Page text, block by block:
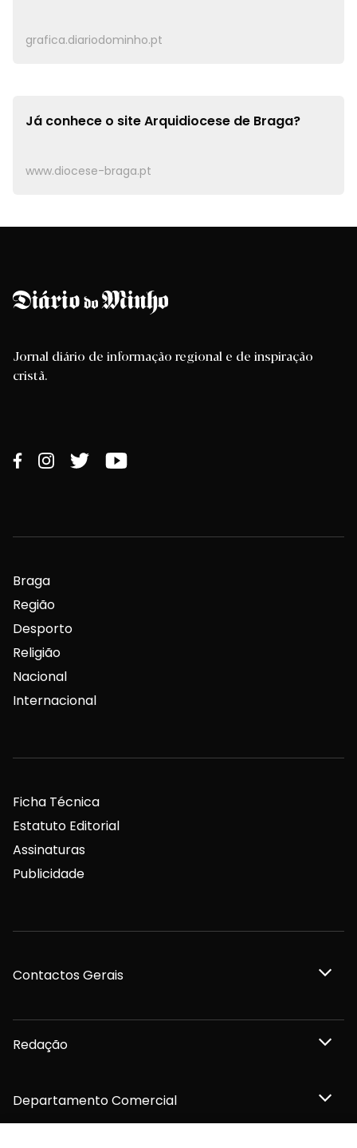
grafica.diariodominho.pt
Já conhece o siteArquidiocese de Braga?
www.diocese-braga.pt
Jornal diário de informação regional e de inspiração
cristã.
Braga
Região
Desporto
Religião
Nacional
Internacional
Ficha Técnica
Estatuto Editorial
Assinaturas
Publicidade
Contactos Gerais
Redação
Departamento Comercial